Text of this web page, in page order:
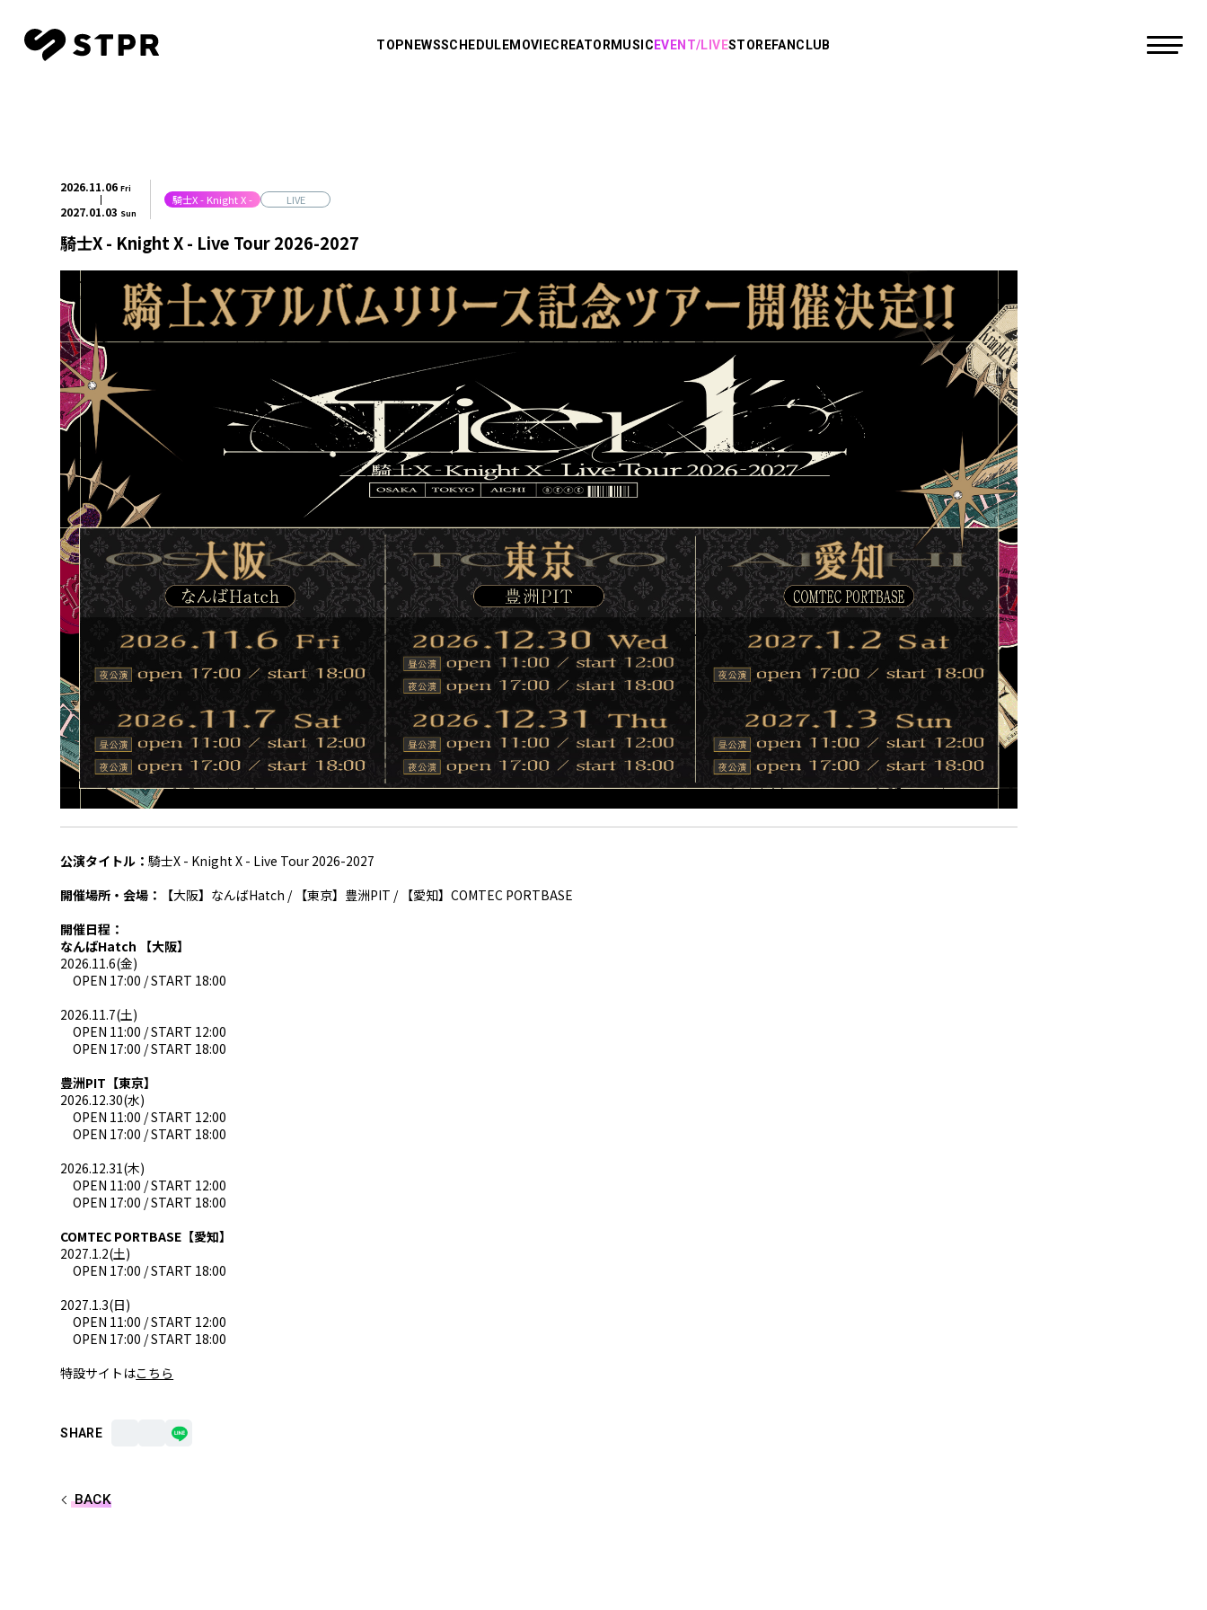
TOP NEWSSCHEDULEMOVIECREATOR MUSIC EVENT/LIVESTOREFANCLUB
SCHEDULE
MOVIE
CREATOR
MUSIC
EVENT/LIVE
STORE
FANCLUB
ころん
さとみ
ジェル
ななもり。
騎士X - Knight X -
しゆん
ばぁう
てるとくん
STPR所属クリエイター
もりうさ
ちぐさくん
あっと
けちゃ
めておら - Meteorites -
心音
Lapis
メルト・ダ・テンシ
みかさくん
明雷 らいと
たちばな
ゆたくん
やなと
おさでい
とぅるりぷ -True&Lip
そあら
ものくろ
パルオ
つきしろやしろ。
はりま
まひろまる。
2026.11.06Fri
2027.01.03 Sun
騎士X - Knight X - LIVE
騎士X - Knight X - Live Tour 2026-2027
公演タイトル：騎士X - Knight X - Live Tour 2026-2027
開催場所・会場：【大阪】 なんばHatch / 【東京】 豊洲PIT / 【愛知】COMTEC PORTBASE
開催日程：
なんばHatch 【大阪】
2026.11.6(金)
OPEN 17:00 / START 18:00
2026.11.7(土)
OPEN 11:00 / START 12:00
OPEN 17:00 / START 18:00
豊洲PIT【東京】
2026.12.30(水)
OPEN 11:00 / START 12:00
OPEN 17:00 / START 18:00
2026.12.31(木)
OPEN 11:00 / START 12:00
OPEN 17:00 / START 18:00
COMTEC PORTBASE【愛知】
2027.1.2(土)
OPEN 17:00 / START 18:00
2027.1.3(日)
OPEN 11:00 / START 12:00
OPEN 17:00 / START 18:00
特設サイトはこちら
SHARE
BACK